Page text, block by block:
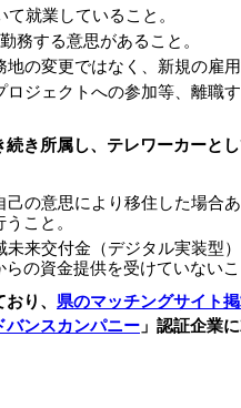
就業していること。
務する意思があること。
の変更ではなく、新規の雇
ジェクトへの参加等、離職
き所属し、テレワーカーと
の意思により移住した場合
こと。
来交付金（デジタル実装型
の資金提供を受けていないこ
り、 県のマッチングサイト
バンスカンパニー 」認証企業